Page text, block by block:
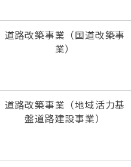
道路改築事業（国道改築事
業）
道路改築事業（地域活力基
盤道路建設事業）